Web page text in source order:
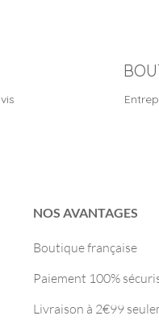
NOS AVANTAGES
Boutique française
Paiement 100%
Livraison à 2€99